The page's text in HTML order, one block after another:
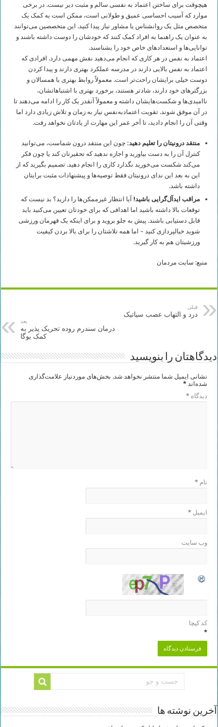
هیچوقت برای ساختن اعتماد به ‌نفسی سالم و مثبت دیر نیست. در برخی
موارد که آسیب احساسی عمیق و طولانی است، ممکن است به کمک یک
متخصص مثل یک روانشناس یا مشاور نیاز پیدا کنید. این متخصصین می‌توانند
به عنوان یک راهنما به افراد کمک کنند که خودشان را دوست داشته باشند و
توانایی‌ها و استعدادهای خاص خود را بشناسند.
اعتماد به ‌نفس در هر کاری که انجام می‌دهید نقش مهمی دارد. افرادی که
اعتماد به ‌نفس بالایی دارند در مدرسه عملکرد بهتری دارند و پیدا کردن
دوست خیلی برایشان راحت‌تر است. معمولاً روابط بهتری با همسالان و
بزرگترهای خود دارند، شادتر هستند، برخورد بهتری با اشتباهاتشان،
ناامیدی‌ها و شکست‌هایشان داشته و معمولاً آنقدر یک کار را ادامه می‌دهند تا
در آن موفق شوند. تقویت اعتمادبه‌نفس نیاز به زمان و تلاش زیادی دارد اما
وقتی آن را انجام دادید، تا آخر عمر این مهارت از یادتان نخواهد رفت.
منتقد درونیتان را تعلیم دهید: چون این منتقد درون شماست، می‌توانید
کنترل آن را به دست بیاورید و اجازه ندهید که تحقیرتان کند یا چون فکر
می‌کند شکست می‌خورید نگذارد کاری را انجام دهید. تصمیم بگیرید که از
این به بعد این ندای درونیتان فقط توصیه‌ها و پیشنهادات مثبت برایتان
داشته باشد.
مراقب ایدآل‌گرایی باشید! آیا انتظار غیرممکن‌ها را دارید؟ بد نیست که
توقعات بالا داشته باشید اما اهدافی که برای خودتان تعیین می‌کنید باید
قابل دستیابی باشند. پیش به جلو بروید و برای اینکه یک قهرمان ورزشی
شوید خیالپردازی کنید – اما همه تلاشتان را برای بالا بردن کیفیت
ورزشیتان هم به کار گیرید.
منبع: سایت مردمان
قبلی
درد و التهاب عصب سیاتیک
بعد
درمان سندرم روده تحریک پذیر به
کمک یوگا
دیدگاهتان را بنویسید
نشانی ایمیل شما منتشر نخواهد شد. بخش‌های موردنیاز علامت‌گذاری
شده‌اند*
دیدگاه*
نام*
ایمیل*
وب‌ سایت
کد کپچا
*
آخرین نوشته ها